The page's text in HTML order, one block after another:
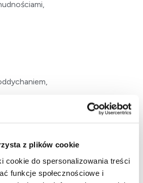
z plików cookie
cookie do spersonalizowania treści
funkcje społecznościowe i
trzustkowej w moczu może
z wykorzystaniem pojedynczej